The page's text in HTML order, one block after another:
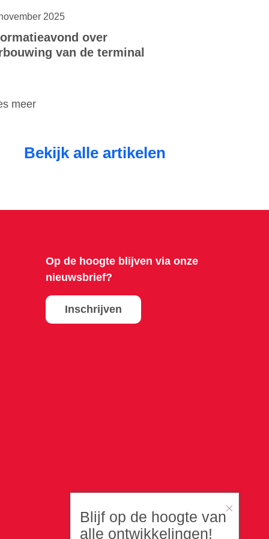
2025
over
van de terminal
meer
Bekijk alle artikelen
Op de hoogte blijven via onze
nieuwsbrief?
Inschrijven
Blijf op de hoogte van
alle ontwikkelingen!